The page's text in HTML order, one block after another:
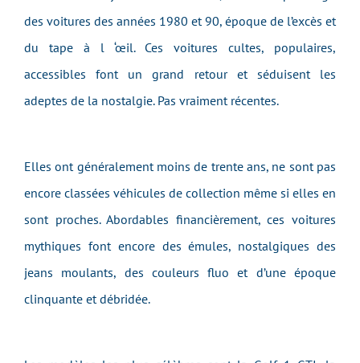
des voitures des années 1980 et 90, époque de l’excès et
du tape à l ‘œil. Ces voitures cultes, populaires,
accessibles font un grand retour et séduisent les
adeptes de la nostalgie. Pas vraiment récentes.
Elles ont généralement moins de trente ans, ne sont pas
encore classées véhicules de collection même si elles en
sont proches. Abordables financièrement, ces voitures
mythiques font encore des émules, nostalgiques des
jeans moulants, des couleurs fluo et d’une époque
clinquante et débridée.